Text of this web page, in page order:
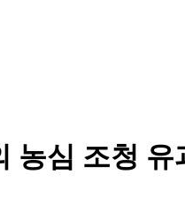
농심 조청 유